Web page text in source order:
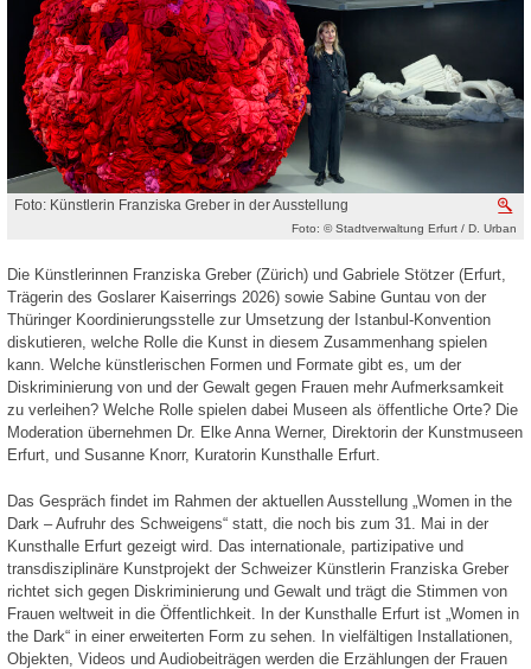
Foto: Künstlerin Franziska Greber in der Ausstellung
Foto: © Stadtverwaltung Erfurt / D. Urban
Die Künstlerinnen Franziska Greber (Zürich) und Gabriele Stötzer (Erfurt,
Trägerin des Goslarer Kaiserrings 2026) sowie Sabine Guntau von der
Thüringer Koordinierungsstelle zur Umsetzung der Istanbul-Konvention
diskutieren, welche Rolle die Kunst in diesem Zusammenhang spielen
kann. Welche künstlerischen Formen und Formate gibt es, um der
Diskriminierung von und der Gewalt gegen Frauen mehr Aufmerksamkeit
zu verleihen? Welche Rolle spielen dabei Museen als öffentliche Orte? Die
Moderation übernehmen Dr. Elke Anna Werner, Direktorin der Kunstmuseen
Erfurt, und Susanne Knorr, Kuratorin Kunsthalle Erfurt.
Das Gespräch findet im Rahmen der aktuellen Ausstellung „Women in the
Dark – Aufruhr des Schweigens“ statt, die noch bis zum 31. Mai in der
Kunsthalle Erfurt gezeigt wird. Das internationale, partizipative und
transdisziplinäre Kunstprojekt der Schweizer Künstlerin Franziska Greber
richtet sich gegen Diskriminierung und Gewalt und trägt die Stimmen von
Frauen weltweit in die Öffentlichkeit. In der Kunsthalle Erfurt ist „Women in
the Dark“ in einer erweiterten Form zu sehen. In vielfältigen Installationen,
Objekten, Videos und Audiobeiträgen werden die Erzählungen der Frauen